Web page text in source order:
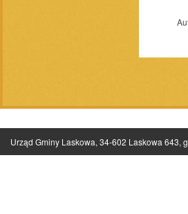
Urząd Gminy Laskowa, 34-602 Laskowa 643,